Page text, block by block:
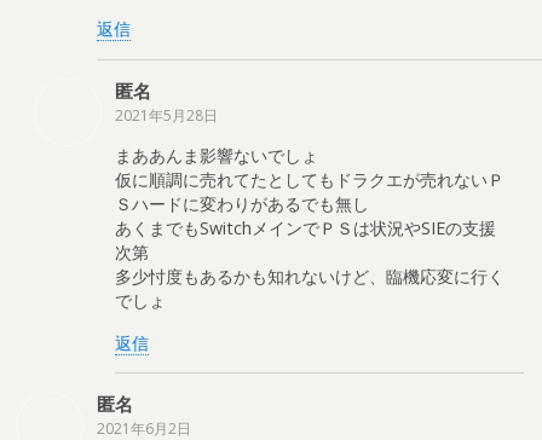
返信
匿名
2021年5月28日
まああんま影響ないでしょ
仮に順調に売れてたとしてもドラクエが売れないＰ
Ｓハードに変わりがあるでも無し
あくまでもSwitchメインでＰＳは状況やSIEの支援
次第
多少忖度もあるかも知れないけど、臨機応変に行く
でしょ
返信
匿名
2021年6月2日